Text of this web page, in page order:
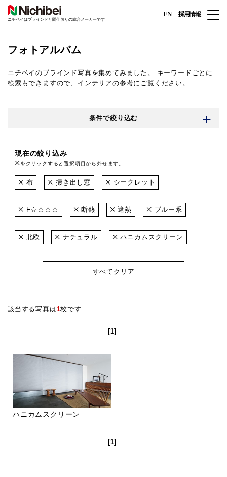
ニチベイはブラインドと間仕切りの総合メーカーです
EN 採用情報
フォトアルバム
ニチベイのブラインド写真を集めてみました。
キーワードごとに
検索もできますので、インテリアの参考にご覧ください。
条件で絞り込む
現在の絞り込み
をクリックすると選択項目から外せます。
布 掃き出し窓 シークレット
F☆☆☆☆ 断熱 遮熱 ブルー系
北欧 ナチュラル ハニカムスクリーン
すべてクリア
該当する写真は1枚です
[1]
ハニカムスクリーン
[1]